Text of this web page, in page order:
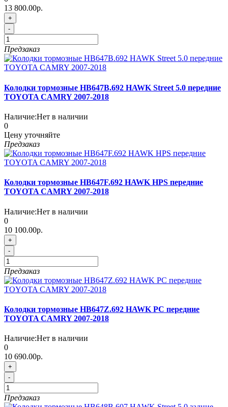
13 800.00р.
+
-
Предзаказ
Колодки тормозные HB647B.692 HAWK Street 5.0 передние
TOYOTA CAMRY 2007-2018
Наличие:Нет в наличии
0
Цену уточняйте
Предзаказ
Колодки тормозные HB647F.692 HAWK HPS передние
TOYOTA CAMRY 2007-2018
Наличие:Нет в наличии
0
10 100.00р.
+
-
Предзаказ
Колодки тормозные HB647Z.692 HAWK PC передние
TOYOTA CAMRY 2007-2018
Наличие:Нет в наличии
0
10 690.00р.
+
-
Предзаказ